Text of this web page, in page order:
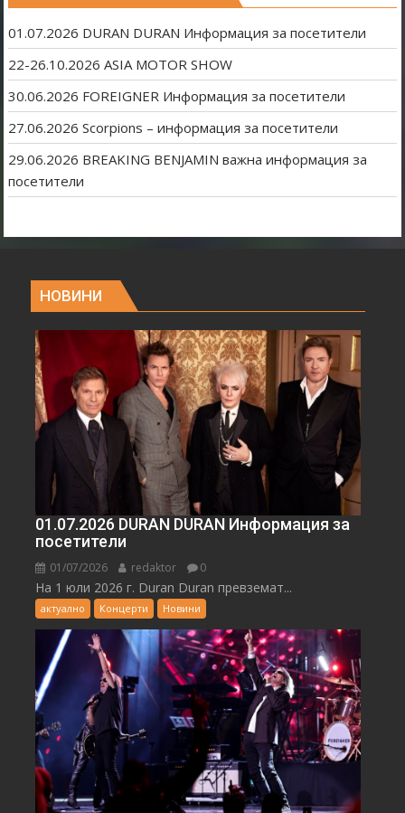
01.07.2026 DURAN DURAN Информация за посетители
22-26.10.2026 ASIA MOTOR SHOW
30.06.2026 FOREIGNER Информация за посетители
27.06.2026 Scorpions – информация за посетители
29.06.2026 BREAKING BENJAMIN важна информация за
посетители
НОВИНИ
01.07.2026 DURAN DURAN Информация за
посетители
01/07/2026 redaktor 0
На 1 юли 2026 г. Duran Duran превземат...
актуално Концерти Новини